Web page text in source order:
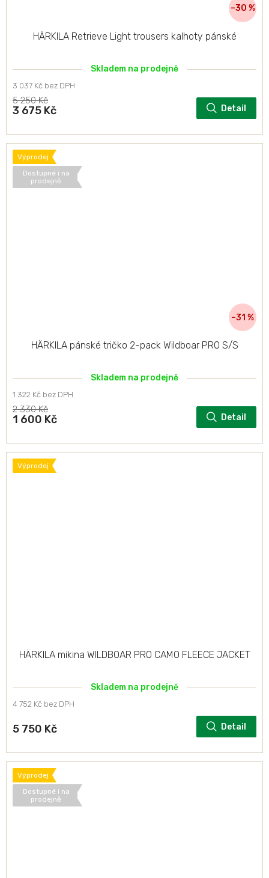
–30 %
HÄRKILA Retrieve Light trousers kalhoty pánské
Skladem na prodejně
3 037 Kč bez DPH
5 250 Kč
3 675 Kč Detail
Výprodej
Dostupné i na
prodejně
–31 %
HÄRKILA pánské tričko 2-pack Wildboar PRO S/S
Skladem na prodejně
1 322 Kč bez DPH
2 330 Kč
1 600 Kč Detail
Výprodej
HÄRKILA mikina WILDBOAR PRO CAMO FLEECE JACKET
Skladem na prodejně
4 752 Kč bez DPH
5 750 Kč Detail
Výprodej
Dostupné i na
prodejně